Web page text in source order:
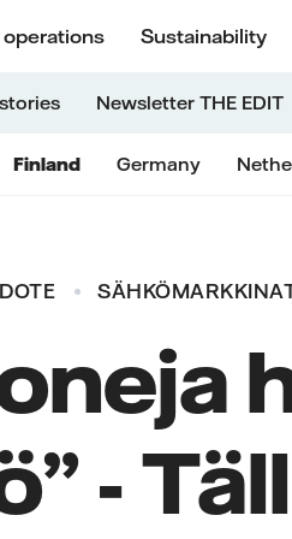
operations Sustainability
Newsletter THE EDIT
Finland Germany
-